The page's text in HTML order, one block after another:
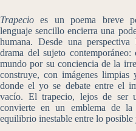
Trapecio es un poema breve
lenguaje sencillo encierra una
humana. Desde una
drama del sujeto contemporáneo:
mundo por su conciencia de la
construye, con imágenes limpias
donde el yo se debate entre el
vacío. El trapecio, lejos de ser
convierte en un emblema de
equilibrio inestable entre lo